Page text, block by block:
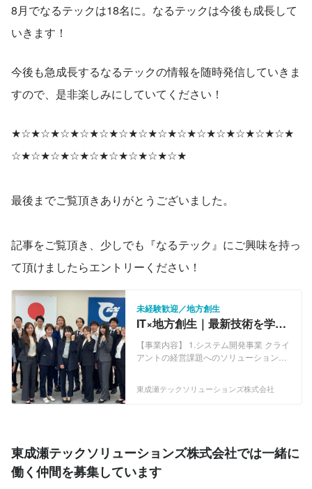
8月でなるテックは18名に。なるテックは今後も成長して
いきます！
今後も急成長するなるテックの情報を随時発信していきま
すので、是非楽しみにしていてください！
★☆★☆★☆★☆★☆★☆★☆★☆★☆★☆★☆★☆★☆★☆★
☆★☆★☆★☆★☆★☆★☆★☆★☆★
最後までご覧頂きありがとうございました。
記事をご覧頂き、少しでも『なるテック』にご興味を持っ
て頂けましたらエントリーください！
未経験歓迎／地方創生
IT×地方創生｜最新技術を学び
ながら地方を満喫したいエン
ジニア募集！！
【事業内容】 1.システム開発事業 クライ
アントの経営課題へのソリューションと
ング事業 クライアントの抱える経営課題
に導く支援を行います。 3.クリエイティ
ブ制作事業 クライアントの新規プロダク
トの企画制作や、オウンドメディア戦略
の立案から実行など、Webデザインやラ
東成瀬テックソリューションズ株式会社
東成瀬テックソリューションズ株式会社では一緒に
働く仲間を募集しています